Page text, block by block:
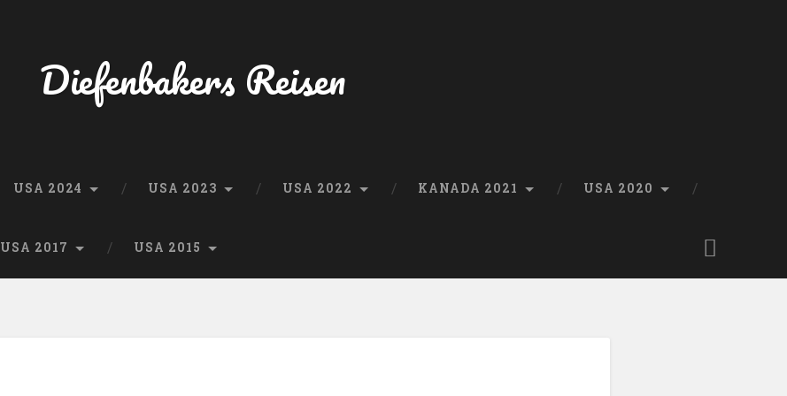
Diefenbakers Reisen
USA 2024 USA 2023 USA 2022 KANADA 2021 USA 2020
USA 2017 USA 2015